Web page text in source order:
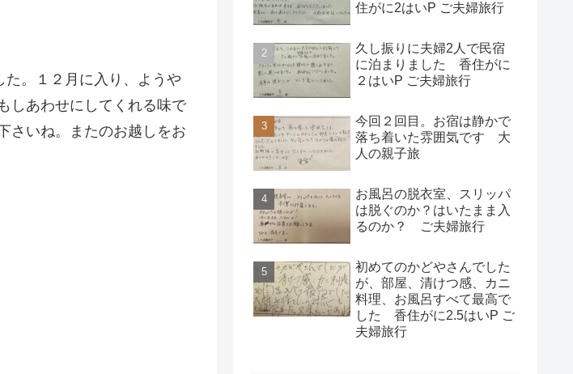
。１２月に入り、ようや
しあわせにしてくれる味で
さいね。またのお越しをお
住がに2はいP ご夫婦旅行
久し振りに夫婦2人で民宿
に泊まりました 香住がに
２はいP ご夫婦旅行
今回２回目。お宿は静かで
落ち着いた雰囲気です 大
人の親子旅
お風呂の脱衣室、スリッパ
は脱ぐのか？はいたまま入
るのか？ ご夫婦旅行
初めてのかどやさんでした
が、部屋、清けつ感、カニ
料理、お風呂すべて最高で
した 香住がに2.5はいP ご
夫婦旅行